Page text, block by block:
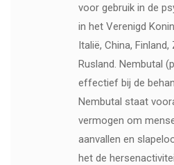
voor gebruik in de
in het Verenigd
Italië, China,
Rusland. Nembutal
effectief bij de
Nembutal staat
vermogen om
aanvallen en
het de